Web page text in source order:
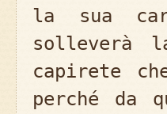
la sua
solleverà
capirete
perché da